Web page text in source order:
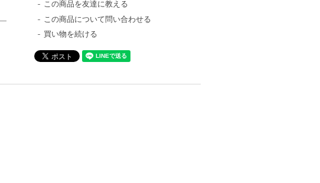
この商品を友達に教える
この商品について問い合わせる
買い物を続ける